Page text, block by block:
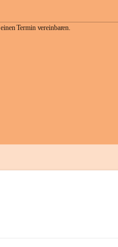
Termin vereinbaren.